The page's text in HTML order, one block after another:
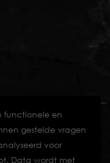
functionele en
gestelde vragen
voor
Data wordt met